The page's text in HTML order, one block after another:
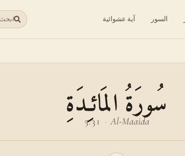
السور آية عشوائية
سُورَةُ المَائـِدَةِ
Al-Maaida
·
5:31